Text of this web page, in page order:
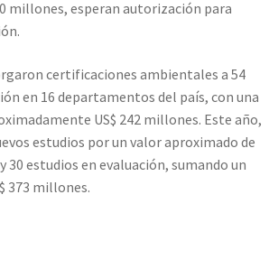
millones, esperan autorización para
certificaciones ambientales a 54
en 16 departamentos del país, con una
US$ 242 millones. Este año,
estudios por un valor aproximado de
30 estudios en evaluación, sumando un
373 millones.